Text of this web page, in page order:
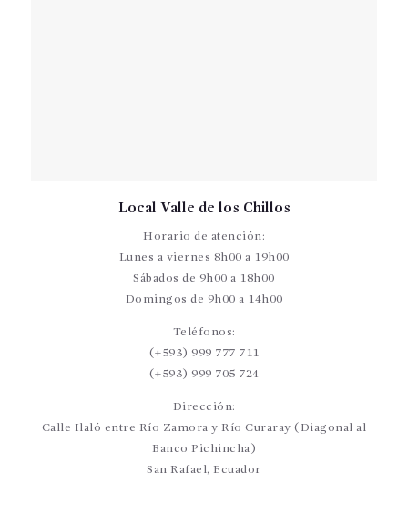
Local Valle de los Chillos
Horario de atención:
Lunes a viernes 8h00 a 19h00
Sábados de 9h00 a 18h00
Domingos de 9h00 a 14h00
Teléfonos:
(+593) 999 777 711
(+593) 999 705 724
Dirección:
Calle Ilaló entre Río Zamora y Río Curaray (Diagonal al
Banco Pichincha)
San Rafael, Ecuador